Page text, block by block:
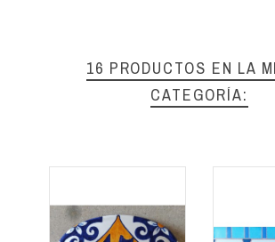
16 PRODUCTOS EN LA
CATEGORÍA: